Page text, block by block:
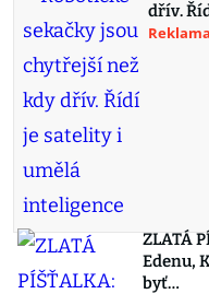
dřív.
Reklama
ZLATÁ
Edenu,
byť…